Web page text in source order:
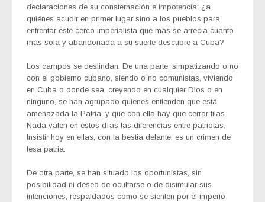
declaraciones de su consternación e impotencia; ¿a
quiénes acudir en primer lugar sino a los pueblos para
enfrentar este cerco imperialista que más se arrecia cuanto
más sola y abandonada a su suerte descubre a Cuba?
Los campos se deslindan. De una parte, simpatizando o no
con el gobierno cubano, siendo o no comunistas, viviendo
en Cuba o donde sea, creyendo en cualquier Dios o en
ninguno, se han agrupado quienes entienden que está
amenazada la Patria, y que con ella hay que cerrar filas.
Nada valen en estos días las diferencias entre patriotas.
Insistir hoy en ellas, con la bestia delante, es un crimen de
lesa patria.
De otra parte, se han situado los oportunistas, sin
posibilidad ni deseo de ocultarse o de disimular sus
intenciones, respaldados como se sienten por el imperio